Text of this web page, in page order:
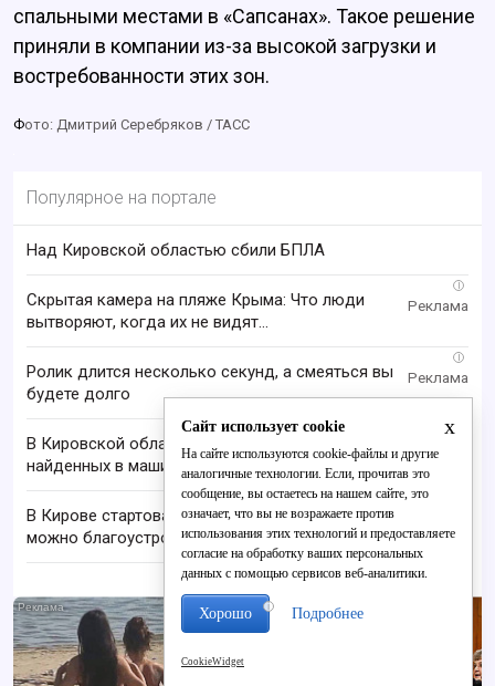
спальными местами в «Сапсанах». Такое решение
приняли в компании из-за высокой загрузки и
востребованности этих зон.
Фото: Дмитрий Серебряков / ТАСС
Популярное на портале
Над Кировской областью сбили БПЛА
i
Скрытая камера на пляже Крыма: Что люди
вытворяют, когда их не видят...
i
Ролик длится несколько секунд, а смеяться вы
будете долго
В Кировской области проверяют гибель супругов,
найденных в машине в Вятке
В Кирове стартовал проект «Вятские дворики»:
можно благоустроить свой двор
i
x
Сайт использует cookie
На сайте используются cookie-файлы и другие
аналогичные технологии. Если, прочитав это
сообщение, вы остаетесь на нашем сайте, это
означает, что вы не возражаете против
использования этих технологий и предоставляете
согласие на обработку ваших персональных
данных с помощью сервисов веб-аналитики.
Хорошо Подробнее
CookieWidget